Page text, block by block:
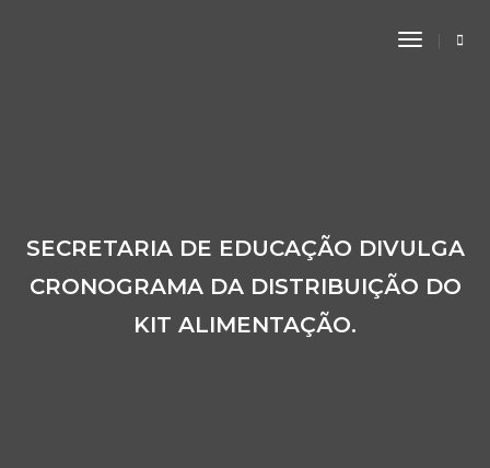
Toggle
SECRETARIA DE EDUCAÇÃO DIVULGA
CRONOGRAMA DA DISTRIBUIÇÃO DO
KIT ALIMENTAÇÃO.